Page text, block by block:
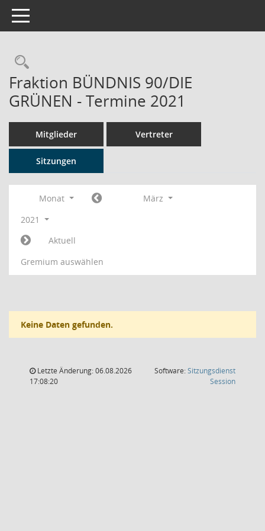
Toggle navigation
Rechercheauswahl
Fraktion BÜNDNIS 90/DIE
GRÜNEN - Termine 2021
Mitglieder Vertreter
Sitzungen
Monat
März
2021
Aktuell
Gremium auswählen
Keine Daten gefunden.
Letzte Änderung: 06.08.2026
17:08:20
Software:Sitzungsdienst
Session(Wird in